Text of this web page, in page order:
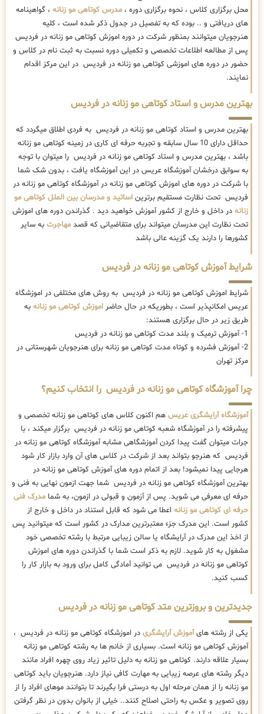
محل برگزاری کلاس ، نحوه برگزاری دوره ، مدرس کوتاهی مو زنانه ، گواهینامه
های دریافتی و .. بوده که به تفصیل در جدول ذکر شده است ، کلیه
هنرجویان میتوانند بمنظور شرکت در دوره اموزش کوتاهی مو زنانه در فردیس
پس از مطالعه اطلاعات تخصصی و تکمیلی دوره نسبت به ثبت نام در کلاس و
حضور در دوره های اموزشی کوتاهی مو زنانه در فردیس در این مرکز اقدام
نمایند.
بهترین مدرس و استاد کوتاهی مو زنانه در فردیس
بهترین مدرس و استاد کوتاهی مو زنانه در فردیس به فردی اطلاق میگردد که
حداقل دارای 10 سال سابقه و تجربه حرفه ای کاری در زمینه کوتاهی مو زنانه
باشد ، بهترین مدرس و استاد کوتاهی مو زنانه در فردیس را میتوان با توجه
به سوابق درخشان آموزشگاه عریس در این آموزشگاه یافت ، بدون شک شما
با شرکت در دوره های اموزش کوتاهی مو زنانه در آموزشگاه کوتاهی مو زنانه در
فردیس تحت نظارت مستقیم برترین اساتید و مدرسان بین الملل کوتاهی مو
زنانه در داخل و خارج از کشور آموزش خواهید دید . گذراندن دوره های اموزش
تحت نظارت این مدرسان میتواند برای متقاضیانی که قصد مهاجرت به سایر
کشورها را دارند یک گزینه عالی باشد
شرایط آموزش کوتاهی مو زنانه در فردیس
شرایط اموزش کوتاهی مو زنانه در فردیس به روش های مختلفی در اموزشگاه
عریس امکانپذیر است ، بطوریکه در حال حاضر اموزش کوتاهی مو زنانه به
طریق زیر در حال برگزاری هستند:
1- آموزش ترمیک و بلند مدت کوتاهی مو زنانه در فردیس
2- آموزش فشرده و کوتاه مدت کوتاهی مو زنانه برای هنرجویان شهرستانی در
مرکز تهران
چرا آموزشگاه کوتاهی مو زنانه در فردیس را انتخاب کنیم؟
آموزشگاه آرایشگری عریس هم اکنون کلاس های کوتاهی مو زنانه تخصصی و
پیشرفته را در آموزشگاه شعبه کوتاهی مو زنانه در فردیس برگزار میکند ، با
جرات میتوان گفت پیدا کردن آموزشگاهی مشابه آموزشگاه کوتاهی مو زنانه در
فردیس که هنرجو بتواند بعد از شرکت در کلاس های آن وارد بازار کار شود
هرجایی پیدا نمیشود! بعد از اتمام دوره های آموزش کوتاهی مو زنانه در
بهترین آموزشگاه کوتاهی مو زنانه در فردیس شما جهت ازمون نهایی به فنی و
حرفه ای معرفی می شوید. پس از آزمون و قبولی در ازمون، به شما مدرک فنی
حرفه ای کوتاهی مو زنانه اعطا می شود که قابل استناد در داخل و خارج از
کشور است. این مدرک جزء معتبرترین مدارک در کشور است که میتوانید پس
از اخذ این مدرک در آرایشگاه یا سالن زیبایی مرتبط با رشته تخصصی خود
مشغول به کار شوید. لازم به ذکر است شما با گذراندن دوره های اموزش
کوتاهی مو زنانه در فردیس می توانید آمادگی کامل برای ورود به بازار کار را
کسب کنید.
جدیدترین و بروزترین متد کوتاهی مو زنانه در فردیس
یکی از رشته هایآموزش آرایشگری در اموزشگاه کوتاهی مو زنانه در فردیس ،
آموزش کوتاهی مو زنانه است. بسیاری از خانم ها به رشته کوتاهی مو زنانه
بسیار علاقه دارند. کوتاهی مو زنانه به دلیل تاثیر زیاد روی چهره افراد مانند
دیگر رشته های عرصه زیبایی به مهارت کافی نیاز دارد. هنرجویان باید کوتاهی
مو زنانه را از همان مرحله اول به درستی فرا بگیرند تا بتوانند موهای افراد را از
روی تصویر و عکس به راحتی اصلاح کنند.. خیلی از بانوان بدون در نظر گرفتن